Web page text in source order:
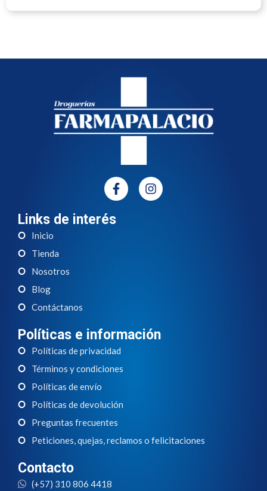
Links de interés
Inicio
Tienda
Nosotros
Blog
Contáctanos
Políticas e información
Políticas de privacidad
Términos y condiciones
Políticas de envío
Políticas de devolución
Preguntas frecuentes
Peticiones, quejas, reclamos o felicitaciones
Contacto
(+57) 310 806 4418